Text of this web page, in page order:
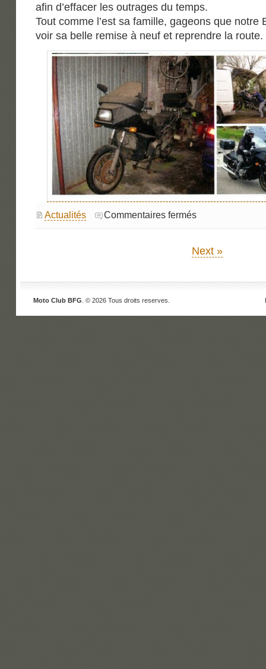
afin d’effacer les outrages du temps.
Tout comme l’est sa famille, gageons que notre
voir sa belle remise à neuf et reprendre la route.
Actualités Commentaires ferméssur
La
Next »
Moto Club BFG . © 2026 Tous droits reserves.